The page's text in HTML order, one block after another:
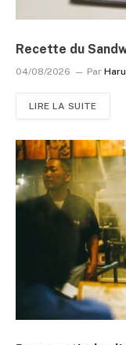
Recette du
04/08/2026 Par
LIRE LA SUITE